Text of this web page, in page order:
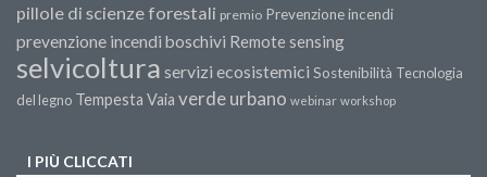
pillole di scienze forestali premio Prevenzione incendi
prevenzione incendi boschivi Remote sensing
selvicoltura servizi ecosistemici Sostenibilità Tecnologia
del legno Tempesta Vaia verde urbano webinar workshop
I PIÙ CLICCATI